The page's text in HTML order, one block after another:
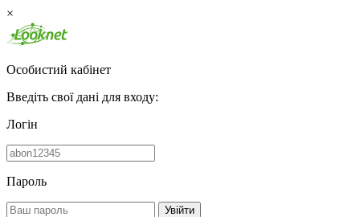
×
Особистий кабінет
Введіть свої дані для входу:
Логін
Пароль
Увійти